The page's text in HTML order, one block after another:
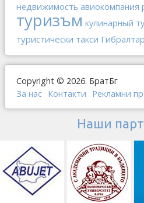
недвижимость авиокомпания
туризъм кулинарный
туристически такси Гибралтар
Copyright © 2026. БратБг
За нас Контакти Рекламни
Наши